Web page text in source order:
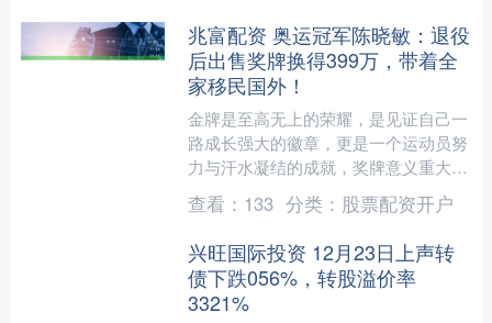
兆富配资 奥运冠军陈晓敏：退役
后出售奖牌换得399万，带着全
家移民国外！
金牌是至高无上的荣耀，是见证自己一
路成长强大的徽章，更是一个运动员努
力与汗水凝结的成就，奖牌意义重大，
很多世界冠军都无比珍视。 但有一个
人却不一样，她在运动生涯....
查看： 133 分类： 股票配资开户
兴旺国际投资 12月23日上声转
债下跌056%，转股溢价率
3321%